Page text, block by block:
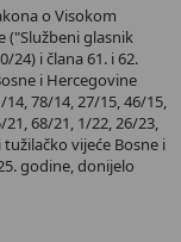
o Visokom
("Službeni glasnik
24) i člana 61. i 62.
i Hercegovine
78/14, 27/15, 46/15,
68/21, 1/22, 26/23,
vijeće Bosne i
godine, donijelo